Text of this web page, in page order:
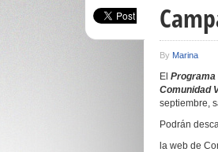
By Marina
El Programa
Comunidad
septiembre,
Podrán
la web de